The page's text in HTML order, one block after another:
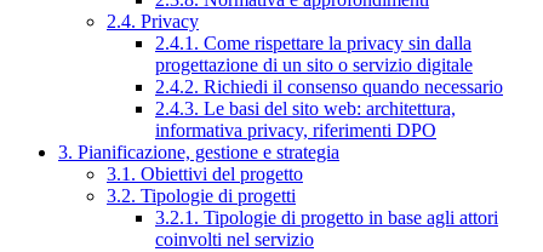
2.4. Privacy
2.4.1. Come rispettare la privacy sin dalla
progettazione di un sito o servizio digitale
2.4.2. Richiedi il consenso quando necessario
2.4.3. Le basi del sito web: architettura,
informativa privacy, riferimenti DPO
3. Pianificazione, gestione e strategia
3.1. Obiettivi del progetto
3.2. Tipologie di progetti
3.2.1. Tipologie di progetto in base agli attori
coinvolti nel servizio